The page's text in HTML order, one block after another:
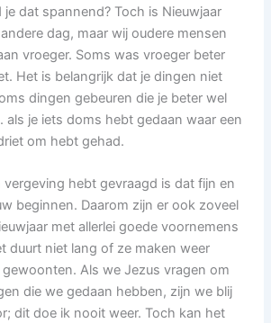
dat spannend? Toch is Nieuwjaar
dag, maar wij oudere mensen
vroeger. Soms was vroeger beter
Het is belangrijk dat je dingen niet
dingen gebeuren die je beter wel
als je iets doms hebt gedaan waar een
om hebt gehad.
vergeving hebt gevraagd is dat fijn en
beginnen. Daarom zijn er ook zoveel
met allerlei goede voornemens
duurt niet lang of ze maken weer
Als we Jezus vragen om
die we gedaan hebben, zijn we blij
dit doe ik nooit weer. Toch kan het